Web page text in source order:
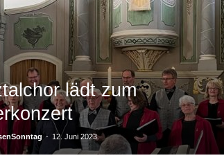
lädt zum
- 12. Juni 2023